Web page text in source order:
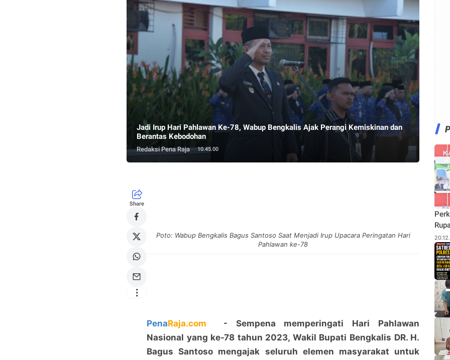
Jadi Irup Hari Pahlawan Ke-78, Wabup Bengkalis Ajak Perangi Kemiskinan dan
Berantas Kebodohan
Redaksi Pena Raja 10.45.00
Share
Poto: Wabup Bengkalis Bagus Santoso Saat Menjadi Irup Upacara Peringatan Hari
Pahlawan ke-78
PenaRaja.com - Sempena memperingati Hari Pahlawan
Nasional yang ke-78 tahun 2023, Wakil Bupati Bengkalis DR. H.
Bagus Santoso mengajak seluruh elemen masyarakat untuk
Rhu